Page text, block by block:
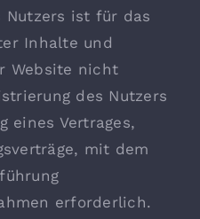
Nutzers ist für das
Inhalte und
Website nicht
des Nutzers
eines Vertrages,
mit dem
erforderlich.